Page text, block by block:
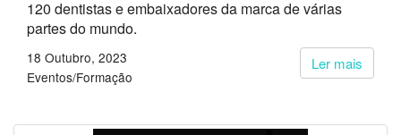
120 dentistas e embaixadores da marca de várias
partes do mundo.
Ler mais
18 Outubro, 2023
Eventos/Formação